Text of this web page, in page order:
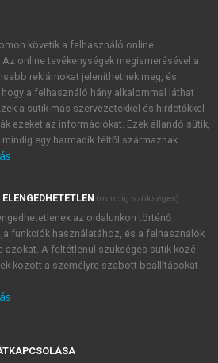
újdonságairól, akcióiról.
Kiadó Zrt. újdonságairól,
foglaltakat tudomásul
feltételeket, valamint a szotar.netés a
foglaltakat
és elfogadom.
követik a felhasználó online
online tevékenységek megismerésével a
reklámokat jeleníthetnek meg, és
a felhasználó hány alkalommal láthat
a sütik más szervezetekkel és hirdetőkkel
ezeket az információkat. Ezek állandó sütik,
egy harmadik féltől származnak.
(mindig szükséges)
az oldalunkon történő
funkciók használatához, és a felhasználók
azokat. A feltétlenül szükséges sütik közé
között a személyre szabott beállításokat